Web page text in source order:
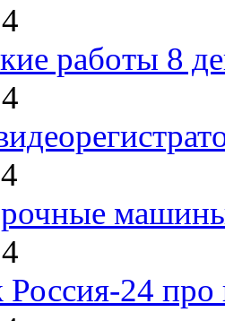
работы 8
машины
24 про